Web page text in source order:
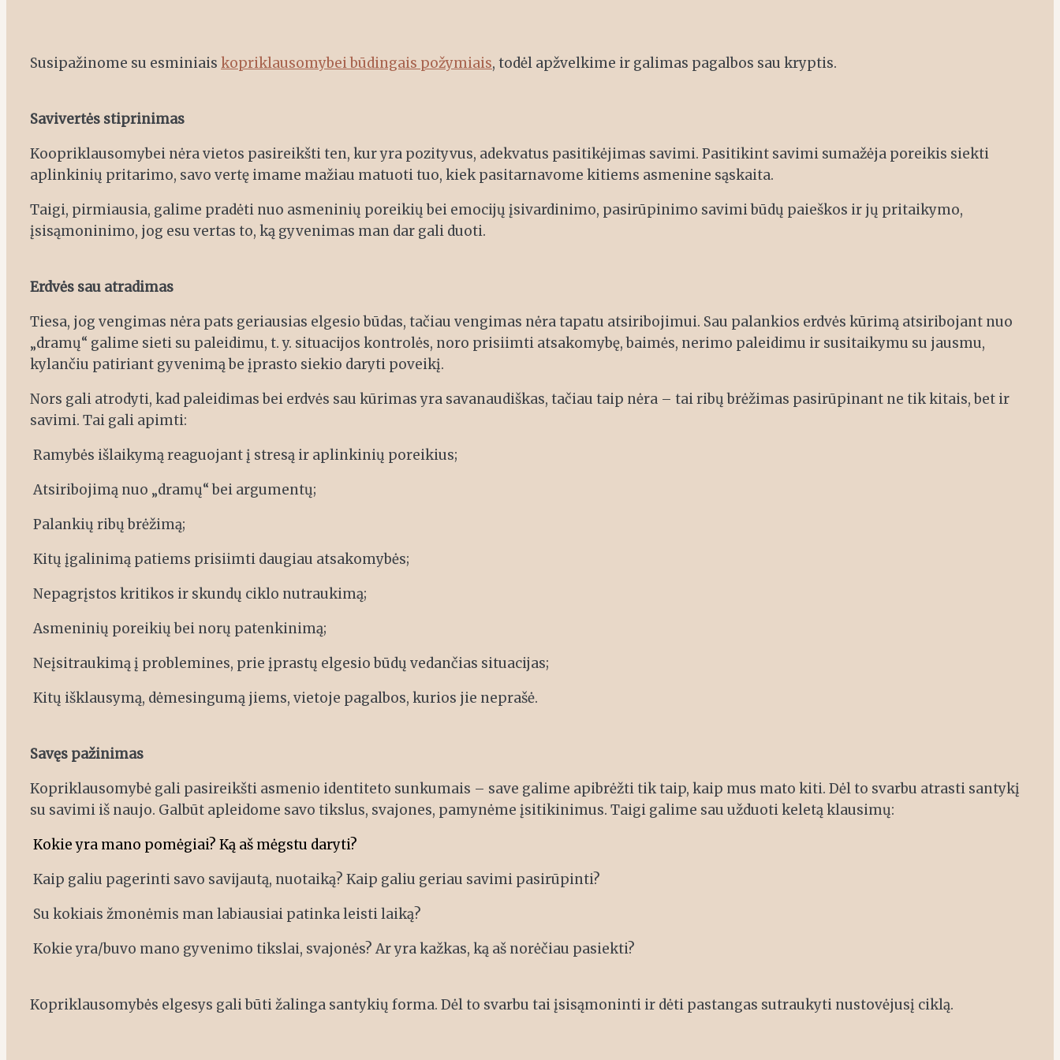
Susipažinome su esminiais kopriklausomybei būdingais požymiais, todėl apžvelkime ir galimas pagalbos sau kryptis.
Savivertės stiprinimas
Koopriklausomybei nėra vietos pasireikšti ten, kur yra pozityvus, adekvatus pasitikėjimas savimi. Pasitikint savimi sumažėja poreikis siekti
aplinkinių pritarimo, savo vertę imame mažiau matuoti tuo, kiek pasitarnavome kitiems asmenine sąskaita.
Taigi, pirmiausia, galime pradėti nuo asmeninių poreikių bei emocijų įsivardinimo, pasirūpinimo savimi būdų paieškos ir jų pritaikymo,
įsisąmoninimo, jog esu vertas to, ką gyvenimas man dar gali duoti.
Erdvės sau atradimas
Tiesa, jog vengimas nėra pats geriausias elgesio būdas, tačiau vengimas nėra tapatu atsiribojimui. Sau palankios erdvės kūrimą atsiribojant nuo
„dramų“ galime sieti su paleidimu, t. y. situacijos kontrolės, noro prisiimti atsakomybę, baimės, nerimo paleidimu ir susitaikymu su jausmu,
kylančiu patiriant gyvenimą be įprasto siekio daryti poveikį.
Nors gali atrodyti, kad paleidimas bei erdvės sau kūrimas yra savanaudiškas, tačiau taip nėra – tai ribų brėžimas pasirūpinant ne tik kitais, bet ir
savimi. Tai gali apimti:
Ramybės išlaikymą reaguojant į stresą ir aplinkinių poreikius;
Atsiribojimą nuo „dramų“ bei argumentų;
Palankių ribų brėžimą;
Kitų įgalinimą patiems prisiimti daugiau atsakomybės;
Nepagrįstos kritikos ir skundų ciklo nutraukimą;
Asmeninių poreikių bei norų patenkinimą;
Neįsitraukimą į problemines, prie įprastų elgesio būdų vedančias situacijas;
Kitų išklausymą, dėmesingumą jiems, vietoje pagalbos, kurios jie neprašė.
Savęs pažinimas
Kopriklausomybė gali pasireikšti asmenio identiteto sunkumais – save galime apibrėžti tik taip, kaip mus mato kiti. Dėl to svarbu atrasti santykį
su savimi iš naujo. Galbūt apleidome savo tikslus, svajones, pamynėme įsitikinimus. Taigi galime sau užduoti keletą klausimų:
Kokie yra mano pomėgiai? Ką aš mėgstu daryti?
Kaip galiu pagerinti savo savijautą, nuotaiką? Kaip galiu geriau savimi pasirūpinti?
Su kokiais žmonėmis man labiausiai patinka leisti laiką?
Kokie yra/buvo mano gyvenimo tikslai, svajonės? Ar yra kažkas, ką aš norėčiau pasiekti?
Kopriklausomybės elgesys gali būti žalinga santykių forma. Dėl to svarbu tai įsisąmoninti ir dėti pastangas sutraukyti nustovėjusį ciklą.